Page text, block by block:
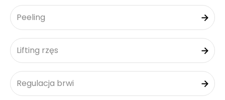
Peeling
Lifting rzęs
Regulacja brwi